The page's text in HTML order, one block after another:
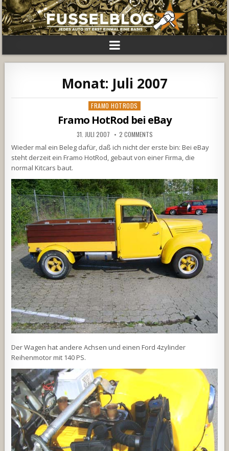
Monat: Juli 2007
Posted
in
FRAMO HOTRODS
Framo HotRod bei eBay
31. JULI 2007 2 COMMENTS
Wieder mal ein Beleg dafür, daß ich nicht der erste bin: Bei eBay
steht derzeit ein Framo HotRod, gebaut von einer Firma, die
normal Kitcars baut.
Der Wagen hat andere Achsen und einen Ford 4zylinder
Reihenmotor mit 140 PS.